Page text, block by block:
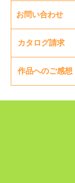
お問い合わせ
カタログ請求
作品へのご感想